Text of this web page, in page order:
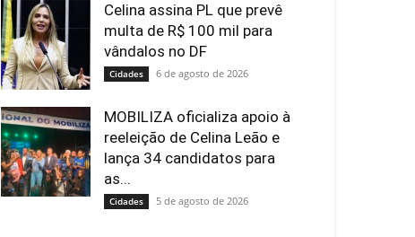
Celina assina PL que prevê
multa de R$ 100 mil para
vândalos no DF
Cidades 6 de agosto de 2026
MOBILIZA oficializa apoio à
reeleição de Celina Leão e
lança 34 candidatos para
as...
Cidades 5 de agosto de 2026